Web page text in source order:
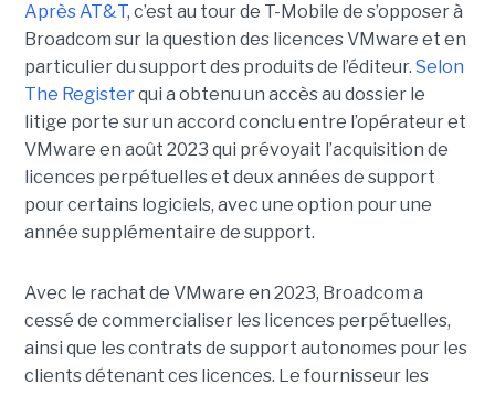
Après AT&T, c’est au tour de T-Mobile de s’opposer à
Broadcom sur la question des licences VMware et en
particulier du support des produits de l’éditeur. Selon
The Registerqui a obtenu un accès au dossier le
litige porte sur un accord conclu entre l’opérateur et
VMware en août 2023 qui prévoyait l’acquisition de
licences perpétuelles et deux années de support
pour certains logiciels, avec une option pour une
année supplémentaire de support.
Avec le rachat de VMware en 2023, Broadcom a
cessé de commercialiser les licences perpétuelles,
ainsi que les contrats de support autonomes pour les
clients détenant ces licences. Le fournisseur les